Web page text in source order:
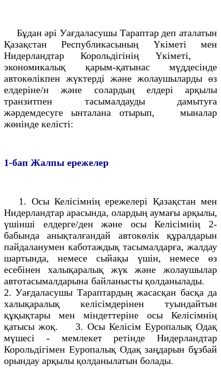
Бұдан әрi Уағдаласушы Тараптар деп аталатын
Қазақстан Республикасының Yкiметі мен
Нидерландтар Корольдігінiң Үкiметi,
экономикалық қарым-қатынас мүддесiнде
автокөлiкпен жүктердi және жолаушыларды өз
елдерiне/н және солардың елдерi арқылы
транзитпен тасымалдауды дамытуға
жәрдемдесуге ынталана отырып, мыналар
жөнінде келiсті:
1-бап Жалпы ережелер
1. Осы Келiсiмнің ережелерi Қазақстан мен
Нидерландтар арасында, олардың аумағы арқылы,
үшiншi елдерге/ден және осы Келiсiмнiң 2-
бабында анықталғандай автокөлiк құралдарын
пайдаланумен каботаждық тасымалдарға, жалдау
шартында, немесе сыйақы үшiн, немесе өз
есебiнен халықаралық жүк және жолаушылар
автотасымалдарына байланысты қолданылады.
2. Уағдаласушы Тараптардың жасасқан басқа да
халықаралық келiсiмдерiнен туындайтын
құқықтары мен мiндеттерiне осы Келiсiмнiң
қатысы жоқ. 3. Осы Келiсiм Еуропалық Одақ
мүшесi - мемлекет ретiнде Нидерландтаp
Корольдiгiмен Еуропалық Одақ заңдарын бұзбай
орындау арқылы қолданылатын болады.